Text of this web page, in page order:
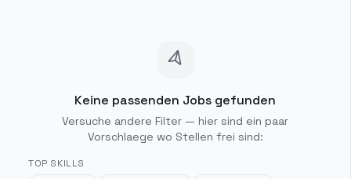
Keine passenden Jobs gefunden
Versuche andere Filter — hier sind ein paar
Vorschlaege wo Stellen frei sind:
TOP SKILLS